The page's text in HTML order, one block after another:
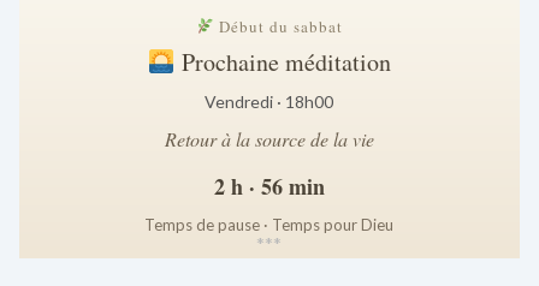
Début du sabbat
Prochaine méditation
Vendredi · 18h00
Retour à la source de la vie
2 h · 56 min
Temps de pause · Temps pour Dieu
***